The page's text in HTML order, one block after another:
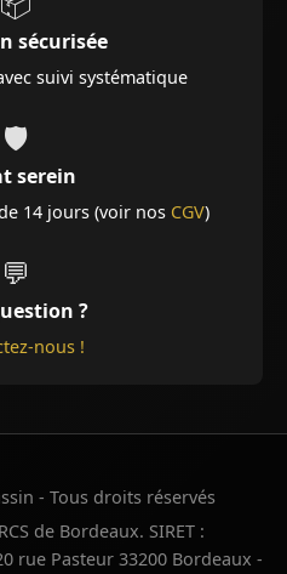
sécurisée
suivi systématique
🛡️
serein
14 jours (voir nos CGV)
💬
?
nous !
- Tous droits réservés
de Bordeaux. SIRET :
rue Pasteur 33200 Bordeaux -